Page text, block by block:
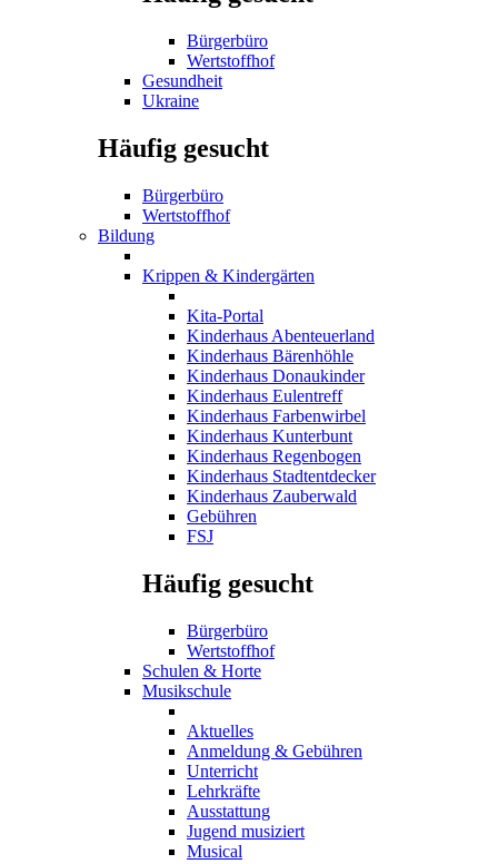
Bürgerbüro
Wertstoffhof
Gesundheit
Ukraine
Häufig gesucht
Bürgerbüro
Wertstoffhof
Bildung
Krippen & Kindergärten
Kita-Portal
Kinderhaus Abenteuerland
Kinderhaus Bärenhöhle
Kinderhaus Donaukinder
Kinderhaus Eulentreff
Kinderhaus Farbenwirbel
Kinderhaus Kunterbunt
Kinderhaus Regenbogen
Kinderhaus Stadtentdecker
Kinderhaus Zauberwald
Gebühren
FSJ
Häufig gesucht
Bürgerbüro
Wertstoffhof
Schulen & Horte
Musikschule
Aktuelles
Anmeldung & Gebühren
Unterricht
Lehrkräfte
Ausstattung
Jugend musiziert
Musical